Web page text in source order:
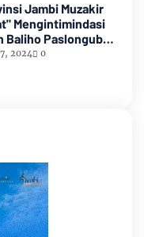
Jambi Muzakir
Mengintimindasi
Baliho Paslongub
2024 0